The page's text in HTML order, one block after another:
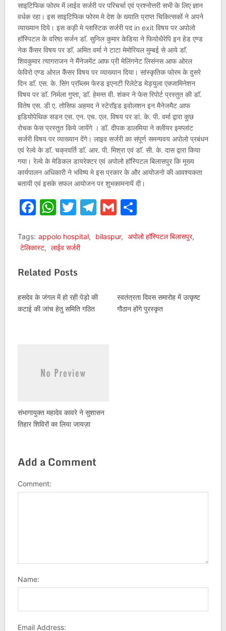
साइटिफिक फोरम में लाईव सर्जरी पर परिचर्चा एवं प्रश्नोत्तरी सभी के लिए ज्ञान
वर्धक रहा। इस साइटिफिक फोरम मे देश के ख्याति प्राप्त चिकित्सकों ने अपने
व्याख्यान दिये। इस कड़ी मे प्लास्टिक सर्जरी पद in exit विषय पर अपोलो
हाॅस्पिटल के वरिष्ठ सर्जन डाॅ. सुनिल कुमार केडिया ने फियोथैरेपि इन हेड एण्ड
नेक कैंसर विषय पर डाॅ. अमित वर्मा ने टाटा मेमोरियल मुम्बई से आये डाॅ.
शिवकुमार त्यागराजन ने मैंनेजमेंट आफ प्री मेलिंगनेट लिसंनस आफ ओरल
फेविरो एण्ड ओरल कैंसर विषय पर व्याख्यान दिया। सांस्कृतिक फोरम के दुसरे
दिन डाॅ. एस. के. सिंग प्राॅब्लम फेस्ड इएनटी रिलेटेड मेड्युला एक्जामिनेशन
विषय पर डाॅ. निर्मला गुप्ता, डाॅ. हेमन्त वी. शंकर ने फेस रिपोर्ट प्रस्तुत की डाॅ.
वितेष एस. डी ए. तोसिफ अहमद ने स्टेराॅइड इवोलशन इन मैनेजमैट आफ
इडियोपेथिक सडन एस. एन. एच. एल. विषय पर डां. के. पी. वर्मा द्वारा कुछ
रोचक फेस प्रस्तुत किये जायेंगे । डाॅ. दीपक डालमिया ने क्लीयर इमप्लांट
सर्जरी विषय पर व्याख्यान देंगे। लाइव सर्जरी का संपूर्ण समन्यवय अपोलो प्रबंधन
एवं रेल्वे के डाॅ. चक्रवर्ति डाॅ. आर. पी. मिश्रा एवं डाॅ. सी. के. दास द्वारा किया
गया। रेल्वे के मेडिकल डायरेक्टर एवं अपोलो हाॅस्पिटल बिलासपुर कि मूख्य
कार्यपालन अधिकारी ने भविष्य मे इस प्रकार के और आयोजनो की आवश्यकता
बतायी एवं इसके सफल आयोजन पर शुभकामनायें दी।
Facebook
WhatsApp
Twitter
Telegram
GmailShare
Tags: appolo hospital, bilaspur, अपोलो हाॅस्पिटल बिलासपुर,
टेलिकास्ट, लाईव सर्जरी
Related Posts
हसदेव के जंगल में हो रही पेड़ो की
कटाई की जांच हेतु समिति गठित
स्वतंत्रता दिवस समारोह में उत्कृष्ट
गौठान होंगे पुरस्कृत
संभागायुक्त महादेव कावरे ने सुशासन
तिहार शिविरों का लिया जायज़ा
Add a Comment
Comment:
Name:
Email Address: